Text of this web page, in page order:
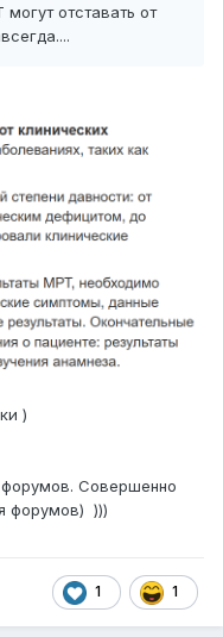
отставать от
)
Совершенно
форумов) )))
1 1